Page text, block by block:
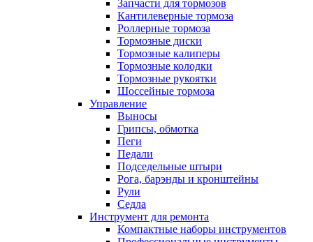
Запчасти для тормозов
Кантилеверные тормоза
Роллерные тормоза
Тормозные диски
Тормозные калиперы
Тормозные колодки
Тормозные рукоятки
Шоссейные тормоза
Управление
Выносы
Грипсы, обмотка
Пеги
Педали
Подседельные штыри
Рога, барэнды и кронштейны
Рули
Седла
Инструмент для ремонта
Компактные наборы инструментов